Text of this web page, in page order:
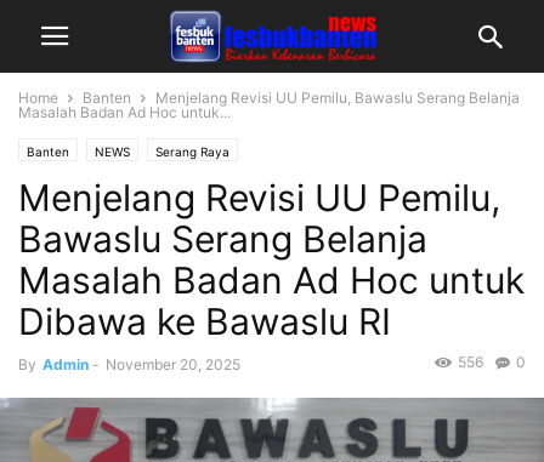
Home Banten
Menjelang Revisi UU Pemilu, Bawaslu Serang Belanja
Masalah Badan Ad Hoc untuk...
Banten NEWS Serang Raya
Menjelang Revisi UU Pemilu,
Bawaslu Serang Belanja
Masalah Badan Ad Hoc untuk
Dibawa ke Bawaslu RI
By Admin - November 20, 2025 0
556